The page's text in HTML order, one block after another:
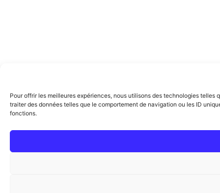
Pour offrir les meilleures expériences, nous utilisons des technologies
traiter des données telles que le comportement de navigation ou les ID
fonctions.